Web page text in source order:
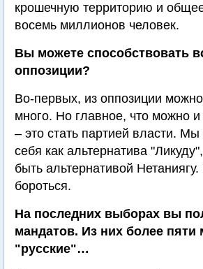
крошечную территорию и
восемь миллионов человек.
Вы можете способствовать
оппозиции?
Во-первых, из оппозиции
много. Но главное, что можно
– это стать партией власти. Мы
себя как альтернатива
быть альтернативой
бороться.
На последних выборах вы
мандатов. Из них более пяти
"русские"…